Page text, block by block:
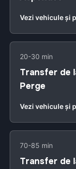
Vezi vehicule și
20-30 min
Transfer de
Perge
Vezi vehicule și
70-85 min
Transfer de